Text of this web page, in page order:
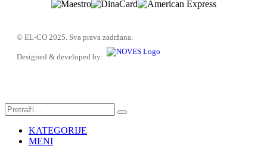
© EL-CO 2025. Sva prava zadržana.
Designed & developed by:
KATEGORIJE
MENI